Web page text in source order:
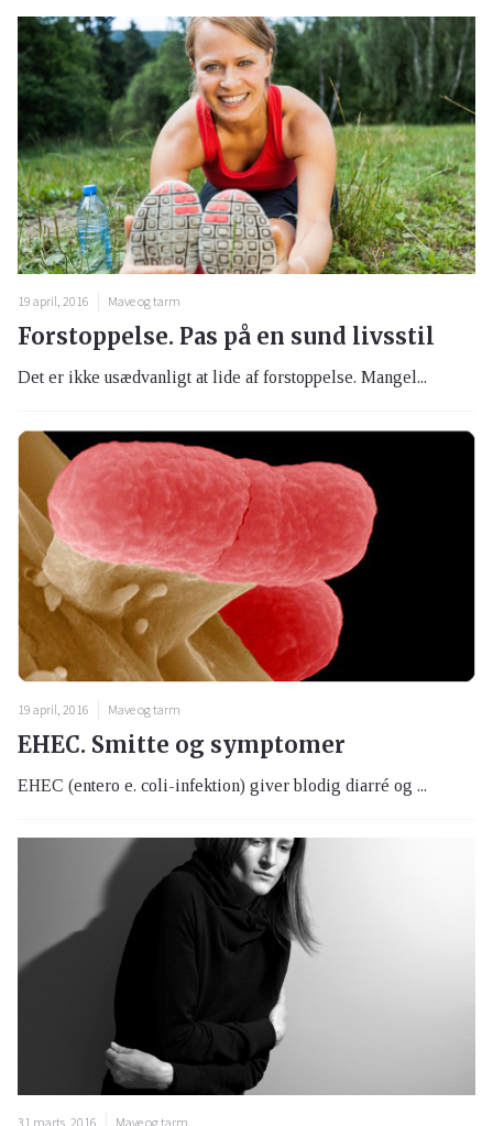
19 april, 2016 Mave og tarm
Forstoppelse. Pas på en sund livsstil
Det er ikke usædvanligt at lide af forstoppelse. Mangel...
19 april, 2016 Mave og tarm
EHEC. Smitte og symptomer
EHEC (entero e. coli-infektion) giver blodig diarré og ...
31 marts, 2016 Mave og tarm